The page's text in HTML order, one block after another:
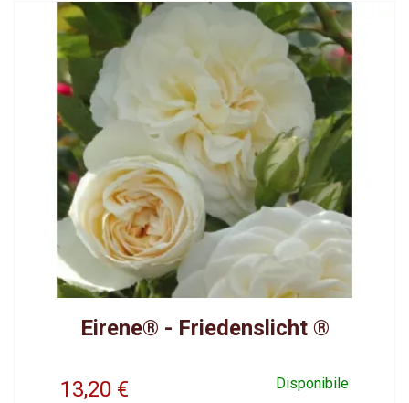
Eirene® - Friedenslicht ®
13,20 Disponibile
€